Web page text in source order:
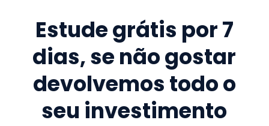
Estude grátis por 7
dias, se não gostar
devolvemos todo o
seu investimento